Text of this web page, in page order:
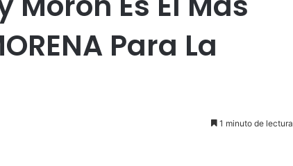
Para La
1 minuto de lectura